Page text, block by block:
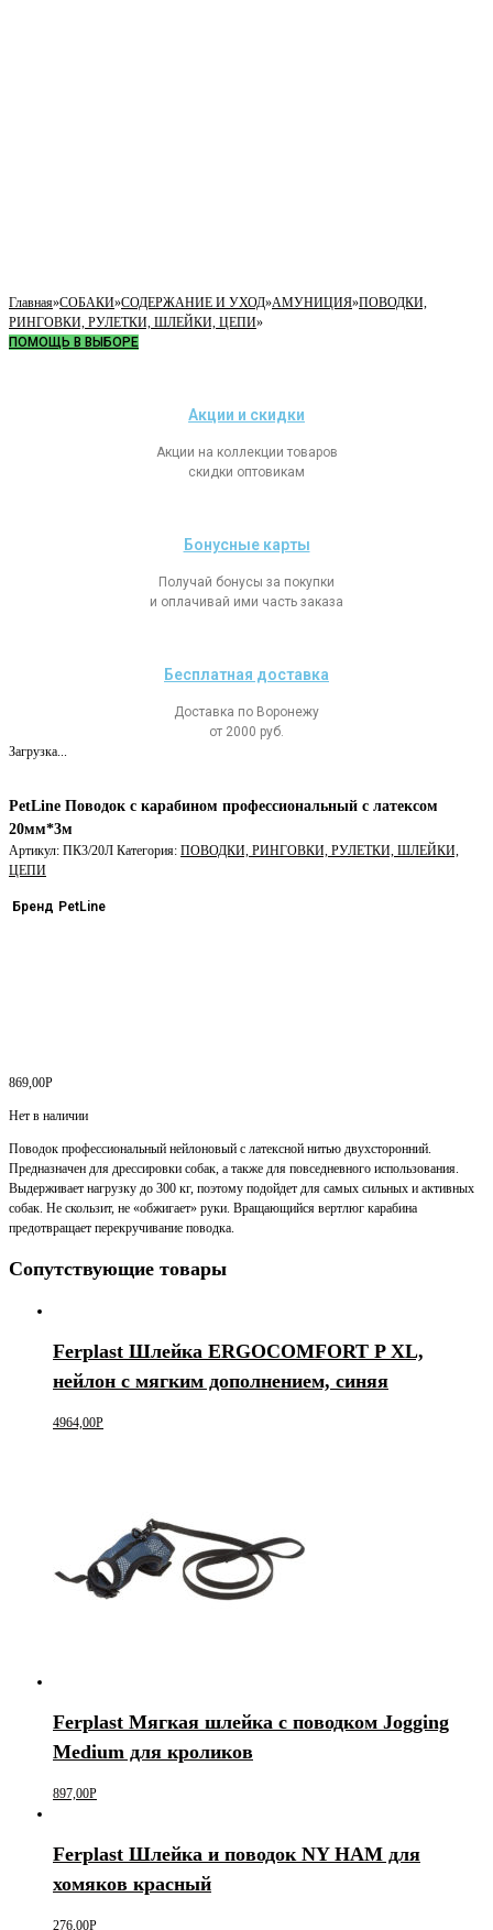
Главная»СОБАКИ»СОДЕРЖАНИЕ И УХОД»АМУНИЦИЯ»ПОВОДКИ,
РИНГОВКИ, РУЛЕТКИ, ШЛЕЙКИ, ЦЕПИ»
ПОМОЩЬ В ВЫБОРЕ
Акции и скидки
Акции на коллекции товаров
скидки оптовикам
Бонусные карты
Получай бонусы за покупки
и оплачивай ими часть заказа
Бесплатная доставка
Доставка по Воронежу
от 2000 руб.
Загрузка...
PetLine Поводок с карабином профессиональный с латексом
20мм*3м
Артикул: ПК3/20Л Категория: ПОВОДКИ, РИНГОВКИ, РУЛЕТКИ, ШЛЕЙКИ,
ЦЕПИ
Бренд PetLine
869,00Р
Нет в наличии
Поводок профессиональный нейлоновый с латексной нитью двухсторонний.
Предназначен для дрессировки собак, а также для повседневного использования.
Выдерживает нагрузку до 300 кг, поэтому подойдет для самых сильных и активных
собак. Не скользит, не «обжигает» руки. Вращающийся вертлюг карабина
предотвращает перекручивание поводка.
Сопутствующие товары
Ferplast Шлейка ERGOCOMFORT P XL,
нейлон с мягким дополнением, синяя
4964,00Р
Ferplast Мягкая шлейка с поводком Jogging
Medium для кроликов
897,00Р
Ferplast Шлейка и поводок NY HAM для
хомяков красный
276,00Р